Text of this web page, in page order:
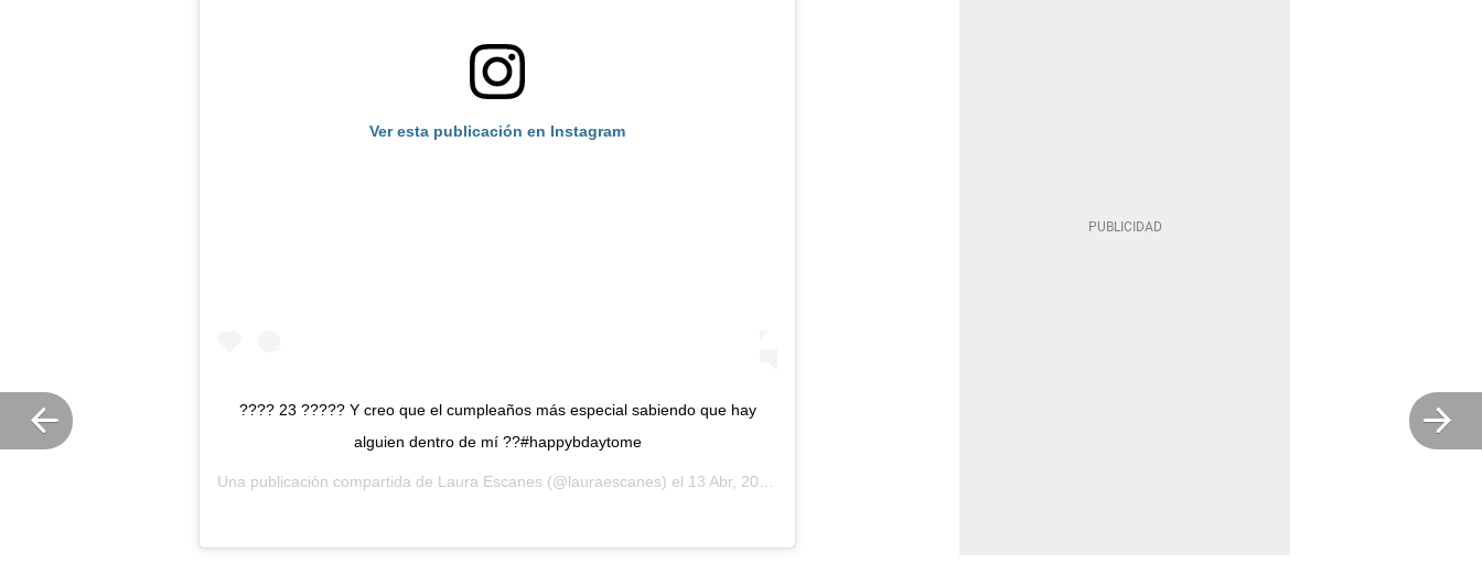
Ver esta publicación en Instagram
???? 23 ????? Y creo que el cumpleaños más especial sabiendo que hay
alguien dentro de mí ??#happybdaytome
Una publicación compartida de Laura Escanes (@lauraescanes) el 13 Abr, 2019 a las 4:01 PDT